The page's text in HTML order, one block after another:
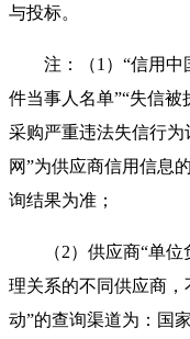
与投标。
注：（1）“信用中
件当事人名单”“失信被
采购严重违法失信行为
网”为供应商信用信息
询结果为准；
（2）供应商“单
理关系的不同供应商
动”的查询渠道为：国